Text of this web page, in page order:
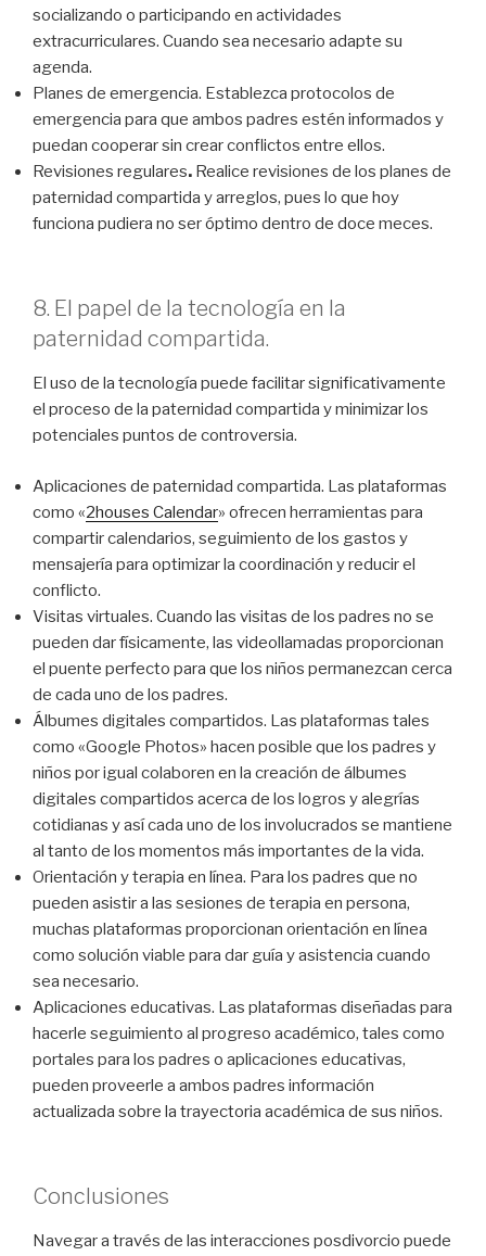
socializando o participando en actividades
extracurriculares. Cuando sea necesario adapte su
agenda.
Planes de emergencia. Establezca protocolos de
emergencia para que ambos padres estén informados y
puedan cooperar sin crear conflictos entre ellos.
Revisiones regulares. Realice revisiones de los planes de
paternidad compartida y arreglos, pues lo que hoy
funciona pudiera no ser óptimo dentro de doce meces.
8. El papel de la tecnología en la
paternidad compartida.
El uso de la tecnología puede facilitar significativamente
el proceso de la paternidad compartida y minimizar los
potenciales puntos de controversia.
Aplicaciones de paternidad compartida. Las plataformas
como «2houses Calendar» ofrecen herramientas para
compartir calendarios, seguimiento de los gastos y
mensajería para optimizar la coordinación y reducir el
conflicto.
Visitas virtuales. Cuando las visitas de los padres no se
pueden dar físicamente, las videollamadas proporcionan
el puente perfecto para que los niños permanezcan cerca
de cada uno de los padres.
Álbumes digitales compartidos. Las plataformas tales
como «Google Photos» hacen posible que los padres y
niños por igual colaboren en la creación de álbumes
digitales compartidos acerca de los logros y alegrías
cotidianas y así cada uno de los involucrados se mantiene
al tanto de los momentos más importantes de la vida.
Orientación y terapia en línea. Para los padres que no
pueden asistir a las sesiones de terapia en persona,
muchas plataformas proporcionan orientación en línea
como solución viable para dar guía y asistencia cuando
sea necesario.
Aplicaciones educativas. Las plataformas diseñadas para
hacerle seguimiento al progreso académico, tales como
portales para los padres o aplicaciones educativas,
pueden proveerle a ambos padres información
actualizada sobre la trayectoria académica de sus niños.
Conclusiones
Navegar a través de las interacciones posdivorcio puede